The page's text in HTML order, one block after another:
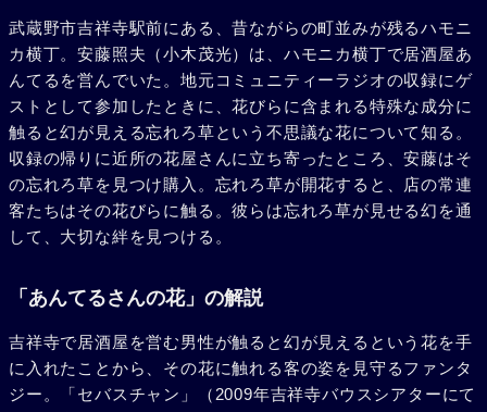
武蔵野市吉祥寺駅前にある、昔ながらの町並みが残るハモニ
カ横丁。安藤照夫（小木茂光）は、ハモニカ横丁で居酒屋あ
んてるを営んでいた。地元コミュニティーラジオの収録にゲ
ストとして参加したときに、花びらに含まれる特殊な成分に
触ると幻が見える忘れろ草という不思議な花について知る。
収録の帰りに近所の花屋さんに立ち寄ったところ、安藤はそ
の忘れろ草を見つけ購入。忘れろ草が開花すると、店の常連
客たちはその花びらに触る。彼らは忘れろ草が見せる幻を通
して、大切な絆を見つける。
「あんてるさんの花」の解説
吉祥寺で居酒屋を営む男性が触ると幻が見えるという花を手
に入れたことから、その花に触れる客の姿を見守るファンタ
ジー。「セバスチャン」（2009年吉祥寺バウスシアターにて